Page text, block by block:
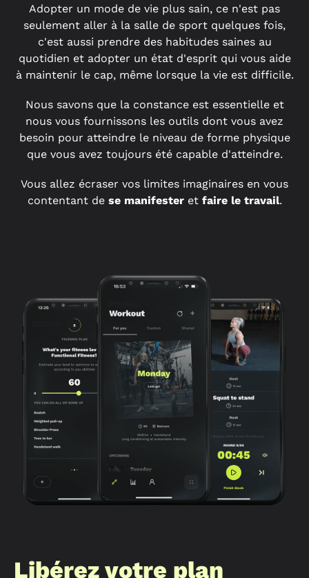
Adopter un mode de vie plus sain, ce n'est pas
seulement aller à la salle de sport quelques fois,
c'est aussi prendre des habitudes saines au
quotidien et adopter un état d'esprit qui vous aide
à maintenir le cap, même lorsque la vie est difficile.
Nous savons que la constance est essentielle et
nous vous fournissons les outils dont vous avez
besoin pour atteindre le niveau de forme physique
que vous avez toujours été capable d'atteindre.
Vous allez écraser vos limites imaginaires en vous
contentant de se manifesteret faire le travail.
Libérez votre plan